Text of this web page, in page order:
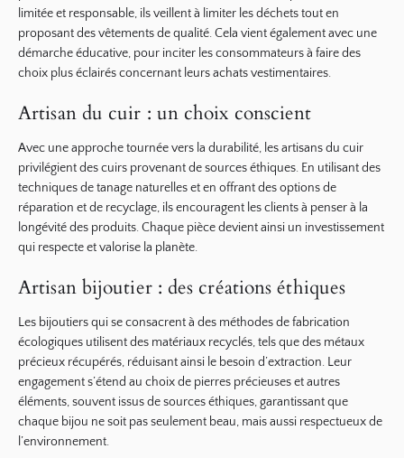
limitée et responsable, ils veillent à limiter les déchets tout en
proposant des vêtements de qualité. Cela vient également avec une
démarche éducative, pour inciter les consommateurs à faire des
choix plus éclairés concernant leurs achats vestimentaires.
Artisan du cuir : un choix conscient
Avec une approche tournée vers la durabilité, les artisans du cuir
privilégient des cuirs provenant de sources éthiques. En utilisant des
techniques de tanage naturelles et en offrant des options de
réparation et de recyclage, ils encouragent les clients à penser à la
longévité des produits. Chaque pièce devient ainsi un investissement
qui respecte et valorise la planète.
Artisan bijoutier : des créations éthiques
Les bijoutiers qui se consacrent à des méthodes de fabrication
écologiques utilisent des matériaux recyclés, tels que des métaux
précieux récupérés, réduisant ainsi le besoin d’extraction. Leur
engagement s’étend au choix de pierres précieuseset autres
éléments, souvent issus de sources éthiques, garantissant que
chaque bijou ne soit pas seulement beau, mais aussi respectueux de
l’environnement.